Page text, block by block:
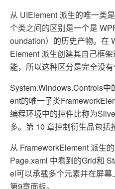
从 UIElement 派生的唯一类
个类之间的区别是一个是
oundation）的历史产物。在
Element 派生创建其自己框
能，所以这种区分是完全没有
System.Windows.Controls
ent的唯一子类
编程环境中的控件比称为
多。第 10 章控制衍生品包括
从 FrameworkElement 派生
Page.xaml 中看到的Grid和
el可以承载多个元素并在屏
第9章面板。